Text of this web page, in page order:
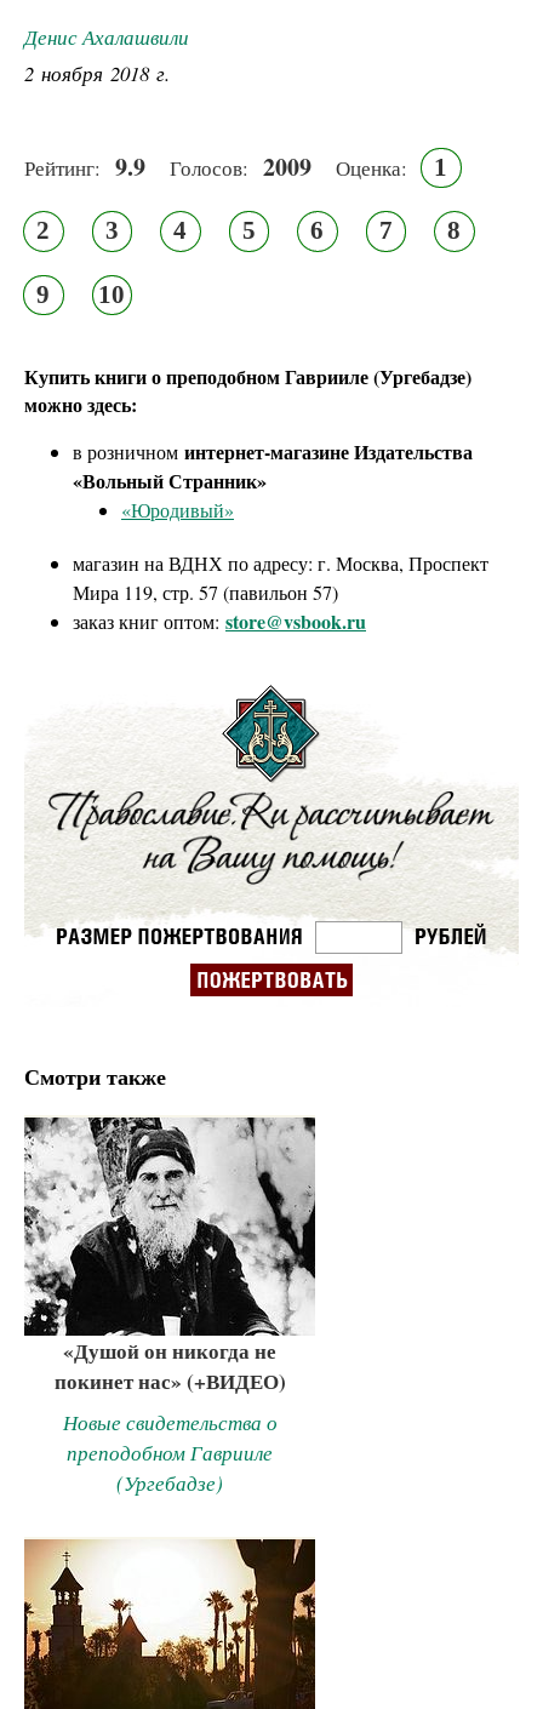
Денис Ахалашвили
2 ноября 2018 г.
Рейтинг: 9.9 Голосов: 2009 Оценка: 1
2 3 4 5 6 7 8
9 10
Купить книги о преподобном Гаврииле (Ургебадзе)
можно здесь:
в розничном интернет-магазине Издательства
«Вольный Странник»
«Юродивый»
магазин на ВДНХ по адресу: г. Москва, Проспект
Мира 119, стр. 57 (павильон 57)
заказ книг оптом: store@vsbook.ru
Смотри также
«Душой он никогда не
покинет нас» (+ВИДЕО)
Новые свидетельства о
преподобном Гаврииле
(Ургебадзе)